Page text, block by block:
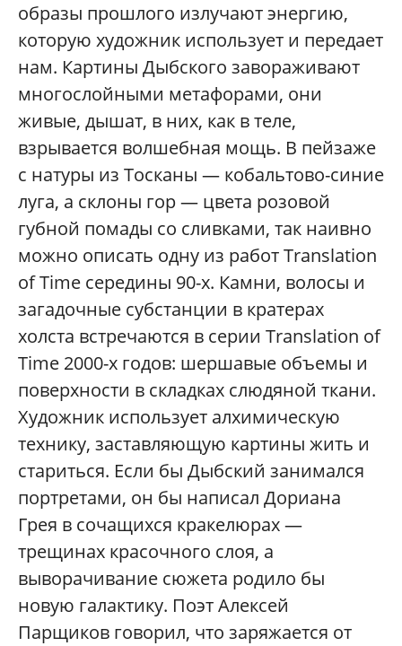
образы прошлого излучают энергию,
которую художник использует и передает
нам. Картины Дыбского завораживают
многослойными метафорами, они
живые, дышат, в них, как в теле,
взрывается волшебная мощь. В пейзаже
с натуры из Тосканы — кобальтово-синие
луга, а склоны гор — цвета розовой
губной помады со сливками, так наивно
можно описать одну из работ Translation
of Time середины 90-х. Камни, волосы и
загадочные субстанции в кратерах
холста встречаются в серии Translation of
Time 2000-х годов: шершавые объемы и
поверхности в складках слюдяной ткани.
Художник использует алхимическую
технику, заставляющую картины жить и
стариться. Если бы Дыбский занимался
портретами, он бы написал Дориана
Грея в сочащихся кракелюрах —
трещинах красочного слоя, а
выворачивание сюжета родило бы
новую галактику. Поэт Алексей
Парщиков говорил, что заряжается от